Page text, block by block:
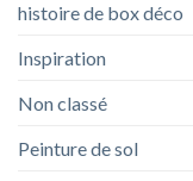
histoire de box déco
Inspiration
Non classé
Peinture de sol